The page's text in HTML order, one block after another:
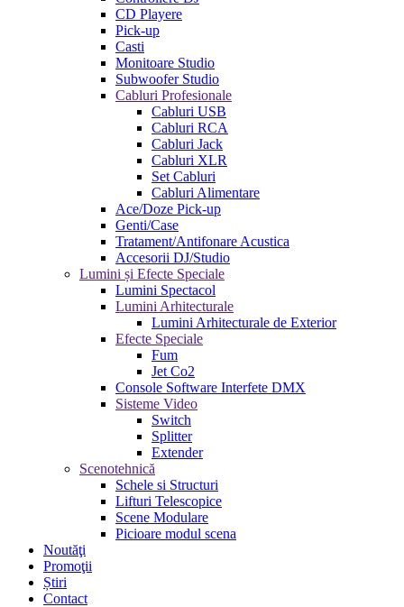
CD Playere
Pick-up
Casti
Monitoare Studio
Subwoofer Studio
Cabluri Profesionale
Cabluri USB
Cabluri RCA
Cabluri Jack
Cabluri XLR
Set Cabluri
Cabluri Alimentare
Ace/Doze Pick-up
Genti/Case
Tratament/Antifonare Acustica
Accesorii DJ/Studio
Lumini și Efecte Speciale
Lumini Spectacol
Lumini Arhitecturale
Lumini Arhitecturale de Exterior
Efecte Speciale
Fum
Jet Co2
Console Software Interfete DMX
Sisteme Video
Switch
Splitter
Extender
Scenotehnică
Schele si Structuri
Lifturi Telescopice
Scene Modulare
Picioare modul scena
Noutăţi
Promoţii
Știri
Contact